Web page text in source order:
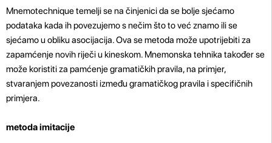
Mnemotechnique temelji se na činjenici da se bolje sjećamo
podataka kada ih povezujemo s nečim što to već znamo ili se
sjećamo u obliku asocijacija. Ova se metoda može upotrijebiti za
zapamćenje novih riječi u kineskom. Mnemonska tehnika također se
može koristiti za pamćenje gramatičkih pravila, na primjer,
stvaranjem povezanosti između gramatičkog pravila i specifičnih
primjera.
metoda imitacije